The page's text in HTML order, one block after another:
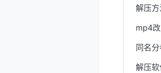
解压方
mp4
同名
解压